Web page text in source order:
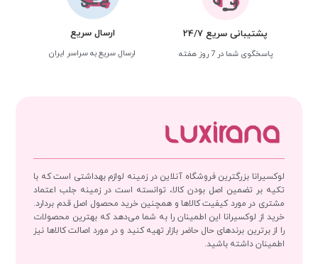
پشتیبانی سریع 24/7
پاسخگوی شما در 7 روز هفته
ارسال سریع
ارسال سریع به سراسر ایران
لوکسیرانا بزرگترین فروشگاه آنلاین در زمینه لوازم بهداشتی است که با
تکیه بر تضمین اصل بودن کالا، توانسته است در زمینه جلب اعتماد
مشتری در مورد کیفیت کالاها و همچنین خرید محصول اصل قدم بردارد.
خرید از لوکسیرانا این اطمینان را به شما می‌دهد که بهترین محصولات
را از برترین برندهای حال حاضر بازار تهیه کنید و در مورد اصالت کالاها نیز
اطمینان داشته باشید.